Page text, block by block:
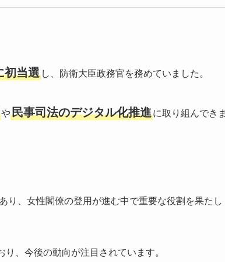
初当選 し、防衛大臣政務官を務めていました。
や民事司法のデジタル化推進に取り組んでき
り、女性閣僚の登用が進む中で重要な役割を果たし
、今後の動向が注目されています。